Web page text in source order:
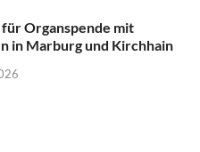
Organspende mit
in Marburg und Kirchhain